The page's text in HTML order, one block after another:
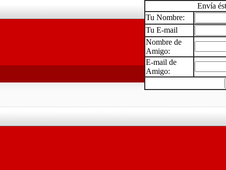
Envía
Tu Nombre:
Tu E-mail
Nombre de
Amigo:
E-mail de
Amigo: